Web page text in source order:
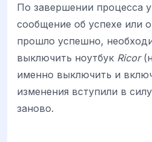
По завершении процесса
сообщение об успехе или
прошло успешно,
выключить ноутбук Ricor
именно выключить и
изменения вступили в
заново.